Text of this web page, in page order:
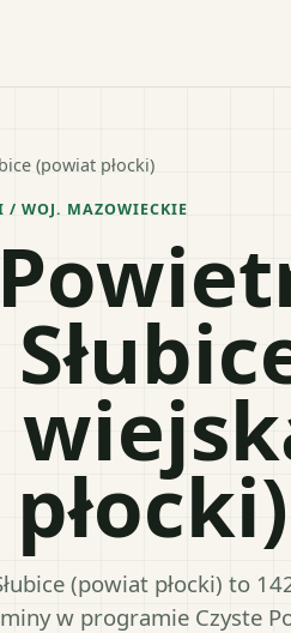
(powiat płocki)
/ WOJ. MAZOWIECKIE
(powiat płocki) to
w programie Czyste